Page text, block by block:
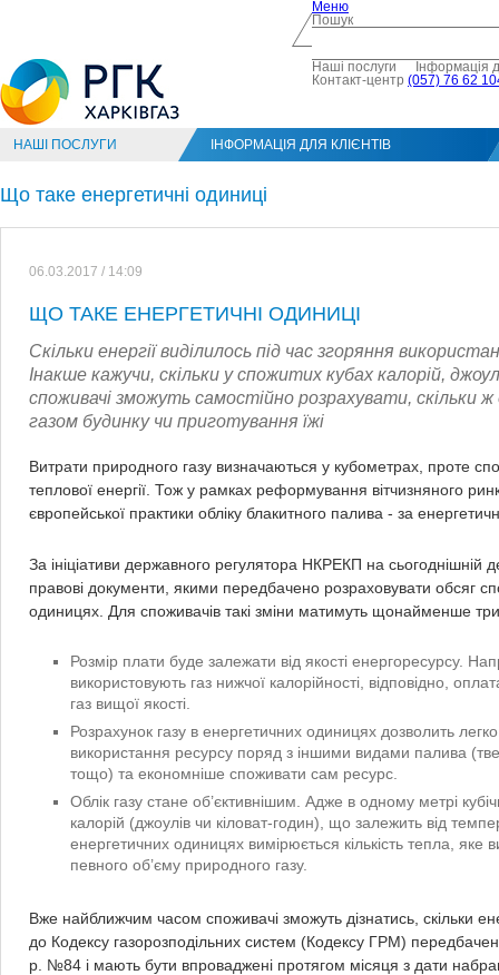
Меню
Пошук
Наші послуги
Інформація
Контакт-центр (057) 76 62
НАШІ ПОСЛУГИ ІНФОРМАЦІЯ ДЛЯ КЛІЄНТІВ
Що таке енергетичні одиниці
06.03.2017 / 14:09
ЩО ТАКЕ ЕНЕРГЕТИЧНІ ОДИНИЦІ
Скільки енергії виділилось під час згоряння
Інакше кажучи, скільки у спожитих кубах калорій,
споживачі зможуть самостійно розрахувати, скільки ж
газом будинку чи приготування їжі
Витрати природного газу визначаються у кубометрах, проте
теплової енергії. Тож у рамках реформування вітчизняного
європейської практики обліку блакитного палива - за
За ініціативи державного регулятора НКРЕКП на
правові документи, якими передбачено розраховувати обсяг
одиницях. Для споживачів такі зміни матимуть щонайменше
Розмір плати буде залежати від якості енергоресурсу.
використовують газ нижчої калорійності, відповідно,
газ вищої якості.
Розрахунок газу в енергетичних одиницях дозволить
використання ресурсу поряд з іншими видами палива
тощо) та економніше споживати сам ресурс.
Облік газу стане об’єктивнішим. Адже в одному метрі
калорій (джоулів чи кіловат-годин), що залежить від
енергетичних одиницях вимірюється кількість тепла, яке
певного об’єму природного газу.
Вже найближчим часом споживачі зможуть дізнатись, скільки
до Кодексу газорозподільних систем (Кодексу ГРМ)
р. №84 і мають бути впроваджені протягом місяця з дати